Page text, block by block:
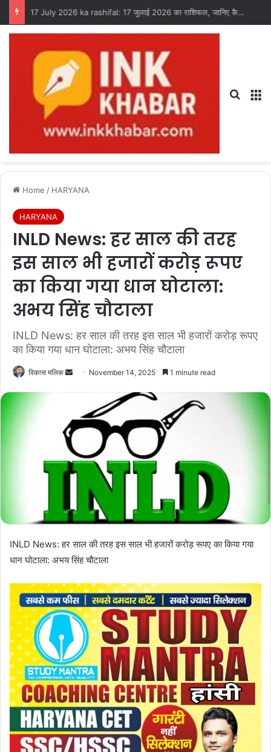
17 July 2026 ka rashifal: 17 जुलाई 2026 का राशिफल, जानिए कैसा रहेगा आपका दिन?
Home / HARYANA
HARYANA
INLD News: हर साल की तरह
इस साल भी हजारों करोड़ रूपए
का किया गया धान घोटाला:
अभय सिंह चौटाला
INLD News: हर साल की तरह इस साल भी हजारों करोड़ रूपए
का किया गया धान घोटाला: अभय सिंह चौटाला
विकास मलिक
a
n
e
m
November 14, 2025 1 minute read
INLD News: हर साल की तरह इस साल भी हजारों करोड़ रूपए का किया गया
धान घोटाला: अभय सिंह चौटाला